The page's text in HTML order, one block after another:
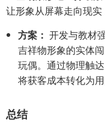
让形象从屏幕走向现实
方案： 开发与教材
吉祥物形象的实体
玩偶。通过物理触
将获客成本转化为用
总结